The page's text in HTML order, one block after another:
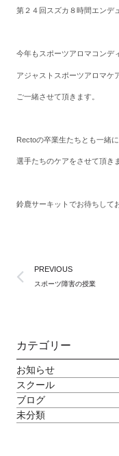
第２４回スズカ８時間エンデ
今年もスポーツアロマコンデ
アジャストスポーツアロマケ
ご一緒させて頂きます。
Rectoの卒業生たちとも一緒
選手たちのケアをさせて頂き
鈴鹿サーキットでお待ちして
PREVIOUS
スポーツ障害の授業
カテゴリー
お知らせ
スクール
ブログ
未分類